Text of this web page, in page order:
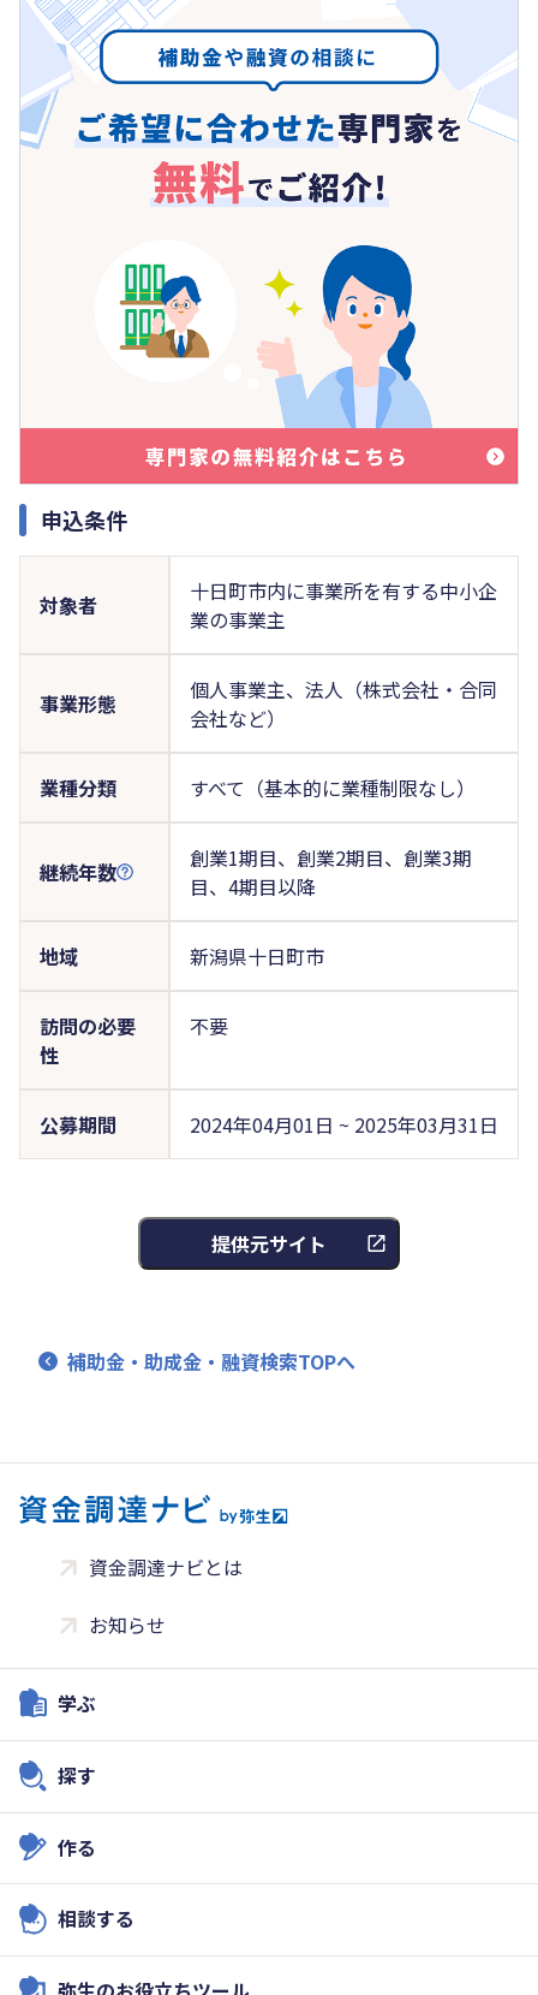
申込条件
対象者
十日町市内に事業所を有する中小企
業の事業主
事業形態
個人事業主、法人（株式会社・合同
会社など）
業種分類 すべて（基本的に業種制限なし）
継続年数
創業1期目、創業2期目、創業3期
目、4期目以降
地域 新潟県十日町市
訪問の必要
性
不要
公募期間 2024年04月01日 ~ 2025年03月31日
提供元サイト
補助金・助成金・融資検索TOPへ
資金調達ナビとは
お知らせ
学ぶ
探す
作る
相談する